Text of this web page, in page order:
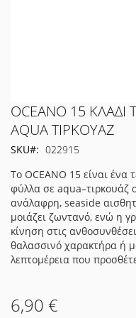
Μετάβαση
στην
αρχή
της
εικόνων
OCEANO 15
AQUA ΤΙΡΚΟΥΑΖ
SKU
022915
Το OCEANO 15 είναι ένα
φύλλα σε aqua–τιρκουάζ
ανάλαφρη, seaside
μοιάζει ζωντανό, ενώ η
κίνηση στις
θαλασσινό χαρακτήρα ή
λεπτομέρεια που
6,90 €